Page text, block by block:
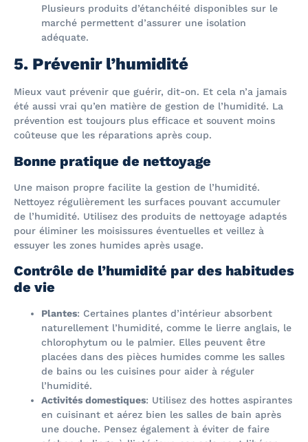
Plusieurs produits d’étanchéité disponibles sur le
marché permettent d’assurer une isolation
adéquate.
5. Prévenir l’humidité
Mieux vaut prévenir que guérir, dit-on. Et cela n’a jamais
été aussi vrai qu’en matière de gestion de l’humidité. La
prévention est toujours plus efficace et souvent moins
coûteuse que les réparations après coup.
Bonne pratique de nettoyage
Une maison propre facilite la gestion de l’humidité.
Nettoyez régulièrement les surfaces pouvant accumuler
de l’humidité. Utilisez des produits de nettoyage adaptés
pour éliminer les moisissures éventuelles et veillez à
essuyer les zones humides après usage.
Contrôle de l’humidité par des habitudes
de vie
Plantes: Certaines plantes d’intérieur absorbent
naturellement l’humidité, comme le lierre anglais, le
chlorophytum ou le palmier. Elles peuvent être
placées dans des pièces humides comme les salles
de bains ou les cuisines pour aider à réguler
l’humidité.
Activités domestiques: Utilisez des hottes aspirantes
en cuisinant et aérez bien les salles de bain après
une douche. Pensez également à éviter de faire